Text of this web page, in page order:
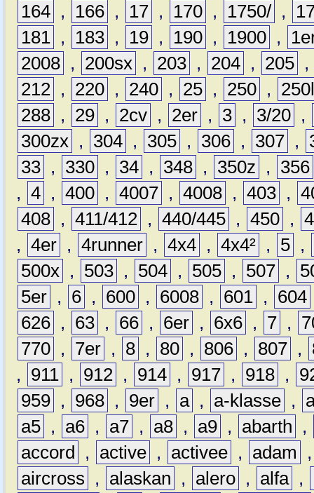
164 , 166 , 17 , 170 , 1750/ ,
181 , 183 , 19 , 190 , 1900 ,
2008 , 200sx , 203 , 204 , 205 ,
212 , 220 , 240 , 25 , 250 ,
288 , 29 , 2cv , 2er , 3 , 3/20 ,
300zx , 304 , 305 , 306 , 307 ,
33 , 330 , 34 , 348 , 350z ,
356
, 4 , 400 , 4007 , 4008 , 403 ,
408 , 411/412 , 440/445 , 450 ,
, 4er , 4runner , 4x4 , 4x4² , 5 ,
500x , 503 , 504 , 505 , 507 ,
5er , 6 , 600 , 6008 , 601 , 604
626 , 63 , 66 , 6er , 6x6 , 7 ,
770 , 7er , 8 , 80 , 806 , 807 ,
,
911 , 912 , 914 , 917 , 918 ,
959 , 968 , 9er , a , a-klasse ,
a5 , a6 , a7 , a8 , a9 , abarth
,
accord
, active , activee , adam
aircross
, alaskan , alero , alfa ,